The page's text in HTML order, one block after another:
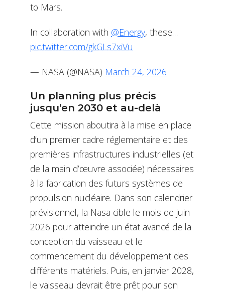
to Mars.
In collaboration with @Energy, these…
pic.twitter.com/gkGLs7xiVu
— NASA (@NASA) March 24, 2026
Un planning plus précis
jusqu’en 2030 et au-delà
Cette mission aboutira à la mise en place
d’un premier cadre réglementaire et des
premières infrastructures industrielles (et
de la main d’œuvre associée) nécessaires
à la fabrication des futurs systèmes de
propulsion nucléaire. Dans son calendrier
prévisionnel, la Nasa cible le mois de juin
2026 pour atteindre un état avancé de la
conception du vaisseau et le
commencement du développement des
différents matériels. Puis, en janvier 2028,
le vaisseau devrait être prêt pour son